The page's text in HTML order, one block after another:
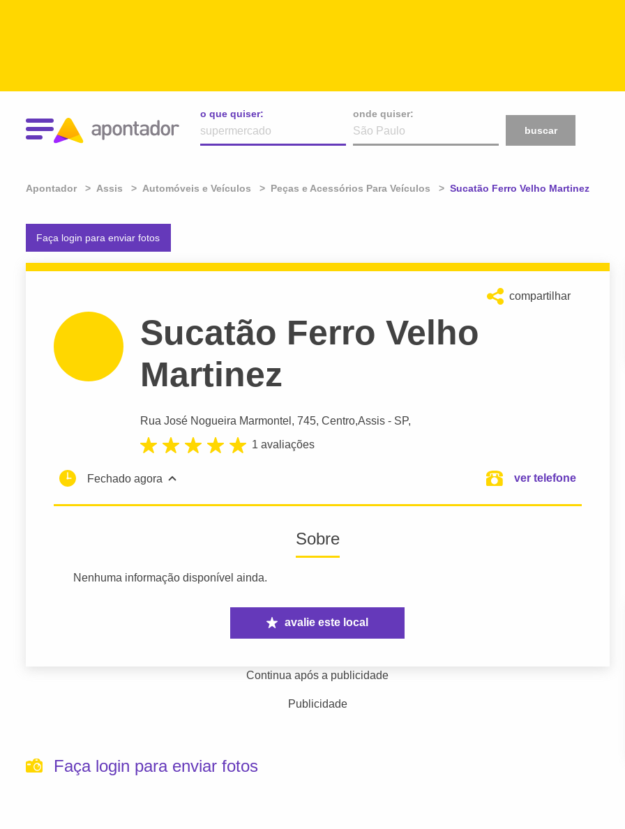
o que quiser:
onde quiser:
buscar
Apontador Assis Automóveis e Veículos Peças e Acessórios Para Veículos Atual:
Sucatão Ferro Velho Martinez
Faça login para enviar fotos
compartilhar
Sucatão Ferro Velho
Martinez
Rua José Nogueira Marmontel , 745, Centro,Assis - SP,
1 avaliações
Fechado agora ver telefone
Sobre
Nenhuma informação disponível ainda.
avalie este local
Continua após a publicidade
Publicidade
Faça login para enviar fotos